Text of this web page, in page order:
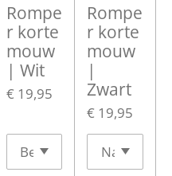
Rompe
r korte
mouw
| Wit
€ 19,95
Rompe
r korte
mouw
|
Zwart
€ 19,95